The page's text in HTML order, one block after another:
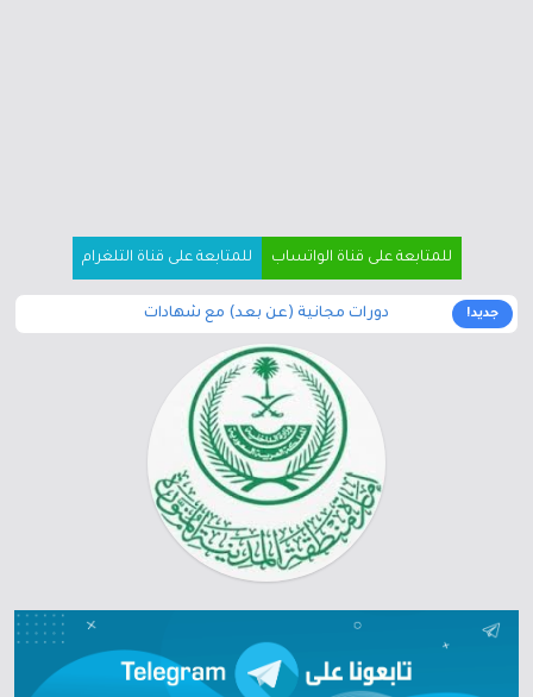
للمتابعة على قناة الواتساب للمتابعة على قناة التلغرام
جديد! دورات مجانية (عن بعد) مع شهادات